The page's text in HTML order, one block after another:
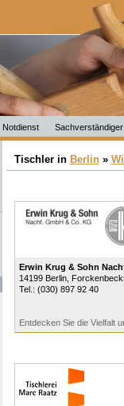
Notdienst Sachverständiger
Tischler in Berlin»
Erwin Krug & Sohn
14199 Berlin,
Tel.: (030) 897 92 40
Entdecken Sie die Vielfalt